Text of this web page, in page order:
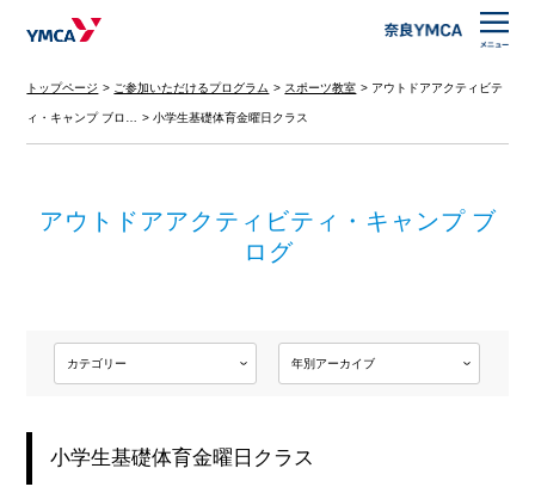
トップページ ご参加いただけるプログラム スポーツ教室 アウトドアアクティビテ
ィ・キャンプ ブロ… 小学生基礎体育金曜日クラス
アウトドアアクティビティ・キャンプ ブ
ログ
小学生基礎体育金曜日クラス